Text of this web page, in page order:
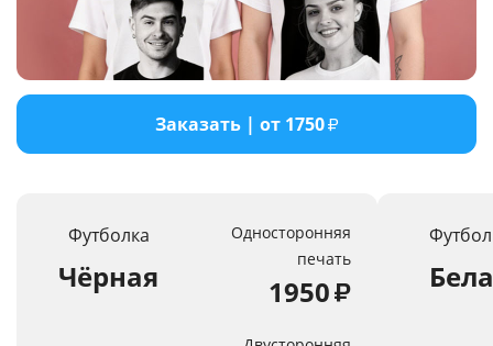
Полиграфия
Услуги и сервис
Заказать | от 1750₽
Футболка
Чёрная
Односторонняя
печать
1950₽